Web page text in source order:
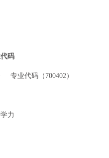
码
业代码（700402）
力